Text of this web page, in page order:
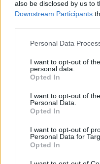
also be disclosed by us to
Downstream Participants
Personal Data
I want to opt-out of
personal data.
Opted In
I want to opt-out of
Personal Data.
Opted In
I want to opt-out of
Personal Data for
Opted In
COVID-19: Direct
international activities
60.830 euro
2022-02-19
Esonero dal
integrazione
inps
2021-12-06
esenzioni fiscali e
seguito della crisi